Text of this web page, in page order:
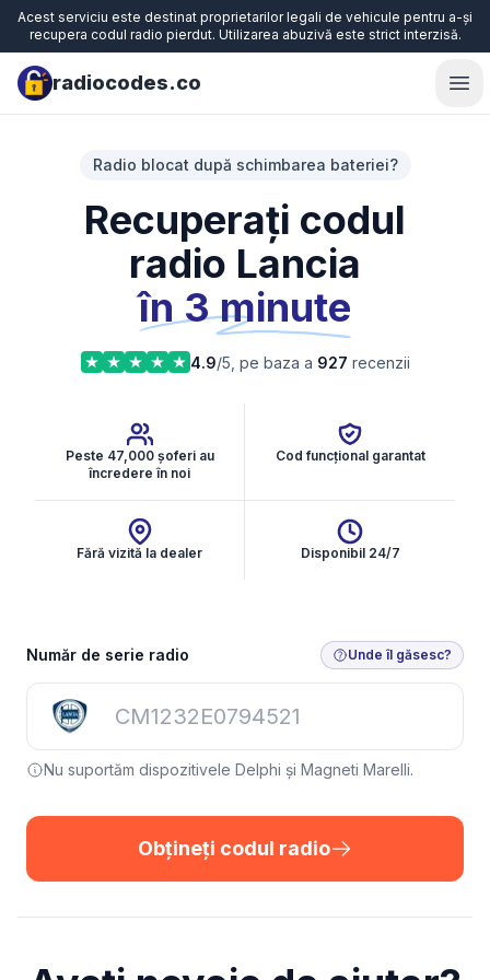
Acest serviciu este destinat proprietarilor legali de vehicule pentru a-și
recupera codul radio pierdut. Utilizarea abuzivă este strict interzisă.
radiocodes.co
Radio blocat după schimbarea bateriei?
Recuperați codul
radio Lancia
în 3 minute
4.9/5, pe baza a 927 recenzii
Peste 47,000 șoferi au
încredere în noi
Cod funcțional garantat
Fără vizită la dealer Disponibil 24/7
Număr de serie radio Unde îl găsesc?
Nu suportăm dispozitivele Delphi și Magneti Marelli.
Obțineți codul radio